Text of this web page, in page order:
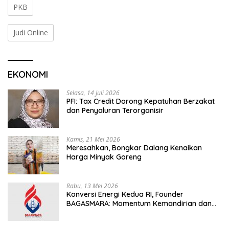
PKB
Judi Online
EKONOMI
Selasa, 14 Juli 2026
PFI: Tax Credit Dorong Kepatuhan Berzakat
dan Penyaluran Terorganisir
Kamis, 21 Mei 2026
Meresahkan, Bongkar Dalang Kenaikan
Harga Minyak Goreng
Rabu, 13 Mei 2026
Konversi Energi Kedua RI, Founder
BAGASMARA: Momentum Kemandirian dan